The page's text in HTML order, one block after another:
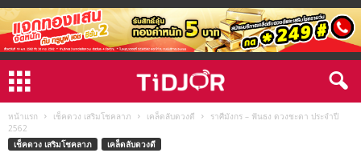
หน้าแรก เช็คดวง เสริมโชคลาภ เคล็ดลับดวงดี
ราศีมังกร – ฟันธง ดวงชะตา ประจำปี
2562
เช็คดวง เสริมโชคลาภ
เคล็ดลับดวงดี